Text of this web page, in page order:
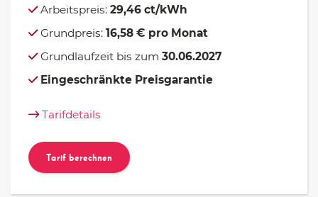
Arbeitspreis: 29,46 ct/kWh
Grundpreis: 16,58 € pro Monat
Grundlaufzeit bis zum 30.06.2027
Eingeschränkte Preisgarantie
Tarifdetails
Tarif berechnen